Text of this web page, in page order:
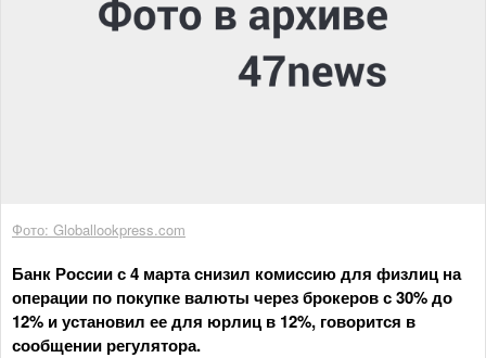
Фото: Globallookpress.com
Банк России с 4 марта снизил комиссию для физлиц на
операции по покупке валюты через брокеров с 30% до
12% и установил ее для юрлиц в 12%, говорится в
сообщении регулятора.